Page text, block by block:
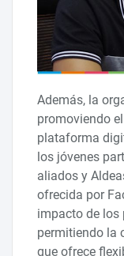
Además, la
promoviendo
plataforma
los jóvenes
aliados y
ofrecida por
impacto de los
permitiendo la
que ofrece